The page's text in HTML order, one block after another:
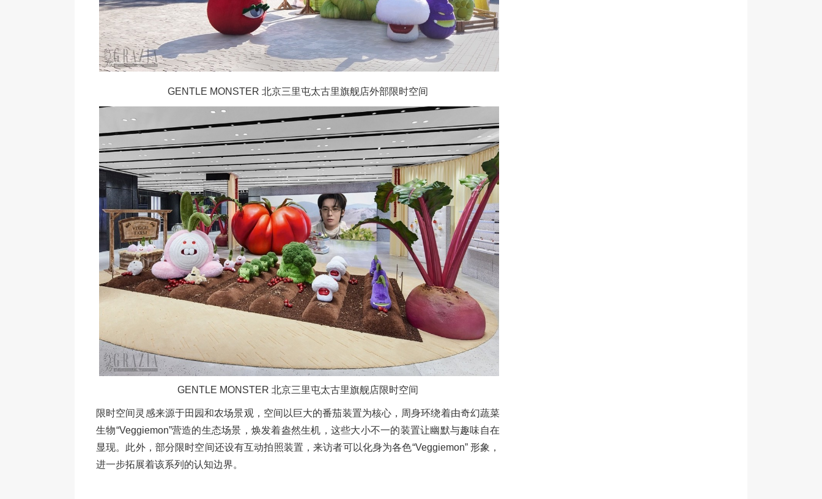
GENTLE MONSTER 北京三里屯太古里旗舰店外部限时空间
GENTLE MONSTER 北京三里屯太古里旗舰店限时空间
限时空间灵感来源于田园和农场景观，空间以巨大的番茄装置为核心，周身环绕着由奇幻蔬菜
生物“Veggiemon”营造的生态场景，焕发着盎然生机，这些大小不一的装置让幽默与趣味自在
显现。此外，部分限时空间还设有互动拍照装置，来访者可以化身为各色“Veggiemon” 形象，
进一步拓展着该系列的认知边界。